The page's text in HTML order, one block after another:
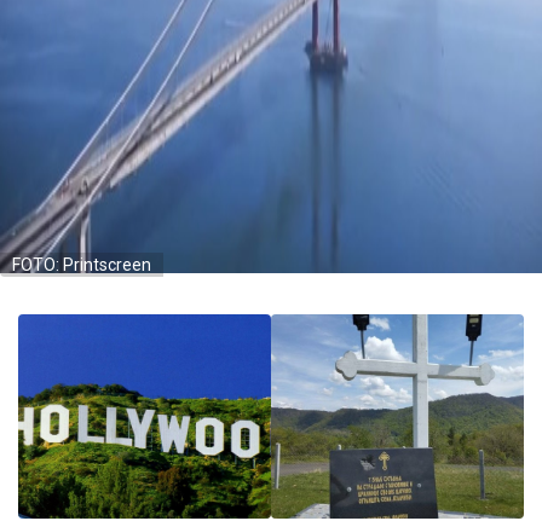
FOTO: Printscreen